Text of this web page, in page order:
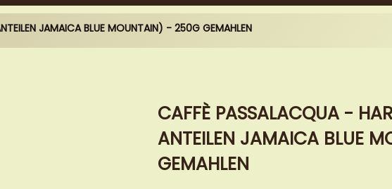
JAMAICA BLUE MOUNTAIN) - 250G GEMAHLEN
CAFFÈ PASSALACQUA -
ANTEILEN JAMAICA BLUE
GEMAHLEN